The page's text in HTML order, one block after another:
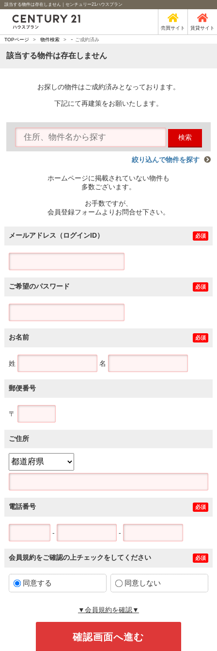
該当する物件は存在しません｜センチュリー21ハウスプラン
売買サイト 賃貸サイト
TOPページ > 物件検索 > - ご成約済み
該当する物件は存在しません
お探しの物件はご成約済みとなっております。
下記にて再建策をお願いたします。
検索
絞り込んで物件を探す
ホームページに掲載されていない物件も
多数ございます。
お手数ですが、
会員登録フォームよりお問合せ下さい。
メールアドレス（ログインID） 必須
ご希望のパスワード 必須
お名前 必須
姓 名
郵便番号
〒
ご住所
電話番号 必須
- -
会員規約をご確認の上チェックをしてください 必須
同意する 同意しない
▼会員規約を確認▼